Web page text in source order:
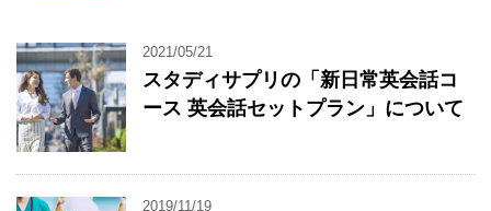
2021/05/21
スタディサプリの「新日常英会話コ
ース 英会話セットプラン」について
2019/11/19